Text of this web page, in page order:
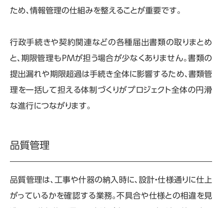
ため、情報管理の仕組みを整えることが重要です。
行政手続きや契約関連などの各種届出書類の取りまとめ
と、期限管理も PMが担う場合が少なくありません。書類の
提出漏れや期限超過は手続き全体に影響するため、書類管
理を一括して担える体制づくりがプロジェクト全体の円滑
な進行につながります。
品質管理
品質管理は、工事や什器の納入時に、設計・仕様通りに仕上
がっているかを確認する業務。不具合や仕様との相違を見